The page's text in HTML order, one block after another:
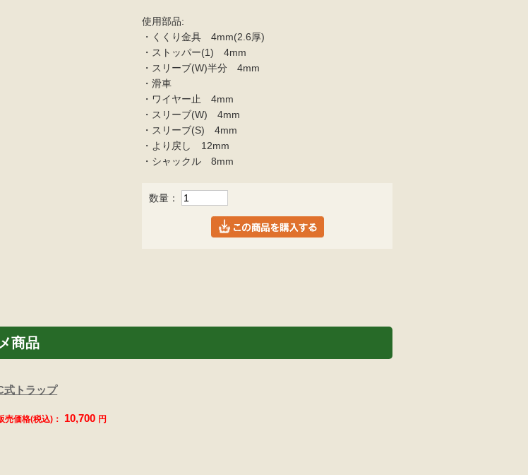
使用部品:
・くくり金具 4mm(2.6厚)
・ストッパー(1) 4mm
・スリーブ(W)半分 4mm
・滑車
・ワイヤー止 4mm
・スリーブ(W) 4mm
・スリーブ(S) 4mm
・より戻し 12mm
・シャックル 8mm
数量：
商品
式トラップ
売価格(税込)： 10,700 円